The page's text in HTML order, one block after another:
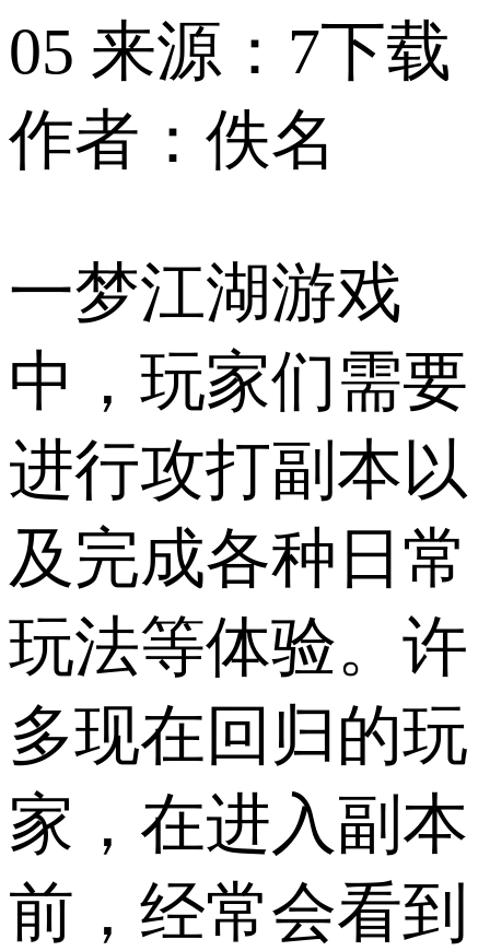
05 来源：7下载
作者：佚名
一梦江湖游戏
中，玩家们需要
进行攻打副本以
及完成各种日常
玩法等体验。许
多现在回归的玩
家，在进入副本
前，经常会看到